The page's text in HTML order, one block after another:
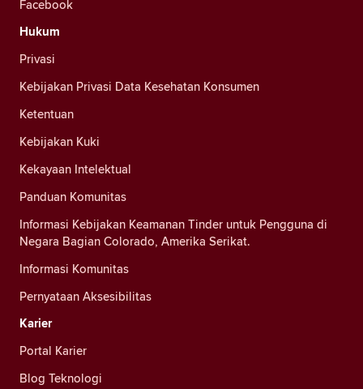
Facebook
Hukum
Privasi
Kebijakan Privasi Data Kesehatan Konsumen
Ketentuan
Kebijakan Kuki
Kekayaan Intelektual
Panduan Komunitas
Informasi Kebijakan Keamanan Tinder untuk Pengguna di
Negara Bagian Colorado, Amerika Serikat.
Informasi Komunitas
Pernyataan Aksesibilitas
Karier
Portal Karier
Blog Teknologi